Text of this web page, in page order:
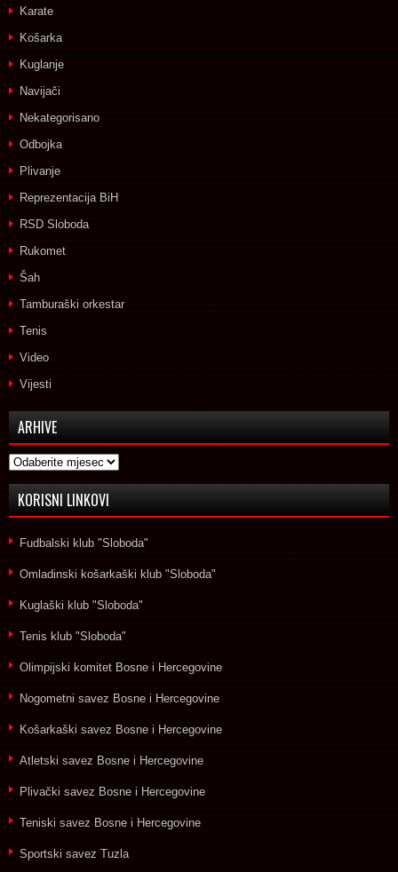
Karate
Košarka
Kuglanje
Navijači
Nekategorisano
Odbojka
Plivanje
Reprezentacija BiH
RSD Sloboda
Rukomet
Šah
Tamburaški orkestar
Tenis
Video
Vijesti
ARHIVE
Arhive
KORISNI LINKOVI
Fudbalski klub "Sloboda"
Omladinski košarkaški klub "Sloboda"
Kuglaški klub "Sloboda"
Tenis klub "Sloboda"
Olimpijski komitet Bosne i Hercegovine
Nogometni savez Bosne i Hercegovine
Košarkaški savez Bosne i Hercegovine
Atletski savez Bosne i Hercegovine
Plivački savez Bosne i Hercegovine
Teniski savez Bosne i Hercegovine
Sportski savez Tuzla